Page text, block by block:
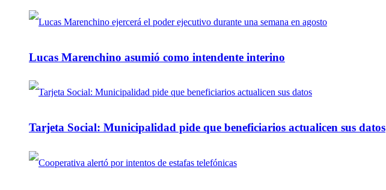
Lucas Marenchino asumió como intendente interino
Tarjeta Social: Municipalidad pide que beneficiarios actualicen sus datos